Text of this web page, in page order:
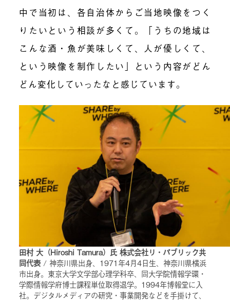
中で当初は、各自治体からご当地映像をつく
りたいという相談が多くて。「うちの地域は
こんな酒・魚が美味しくて、人が優しくて、
という映像を制作したい」という内容がどん
どん変化していったなと感じています。
田村 大（Hiroshi Tamura）氏 株式会社リ・パブリック共
同代表/ 神奈川県出身、1971年4月4日生、神奈川県横浜
市出身。東京大学文学部心理学科卒、同大学院情報学環・
学際情報学府博士課程単位取得退学。1994年博報堂に入
社。デジタルメディアの研究・事業開発などを手掛けて、